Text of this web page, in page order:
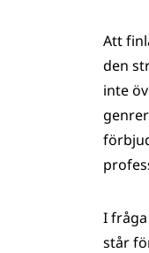
Att
den
inte
I
står